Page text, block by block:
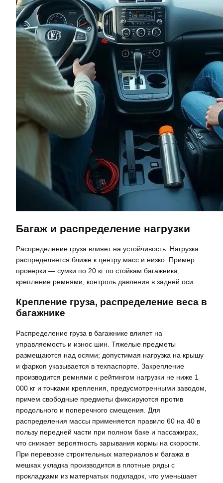
Багаж и распределение нагрузки
Распределение груза влияет на устойчивость. Нагрузка
распределяется ближе к центру масс и низко. Пример
проверки — сумки по 20 кг по стойкам багажника,
крепление ремнями, контроль давления в задней оси.
Крепление груза, распределение веса в
багажнике
Распределение груза в багажнике влияет на
управляемость и износ шин. Тяжелые предметы
размещаются над осями; допустимая нагрузка на крышу
и фаркоп указывается в техпаспорте. Закрепление
производится ремнями с рейтингом нагрузки не ниже 1
000 кг и точками крепления, предусмотренными заводом,
причем свободные предметы фиксируются против
продольного и поперечного смещения. Для
распределения массы применяется правило 60 на 40 в
пользу передней части при полном баке и пассажирах,
что снижает вероятность зарывания кормы на скорости.
При перевозке строительных материалов и багажа в
мешках укладка производится в плотные ряды с
прокладками из матерчатых подкладок, что уменьшает